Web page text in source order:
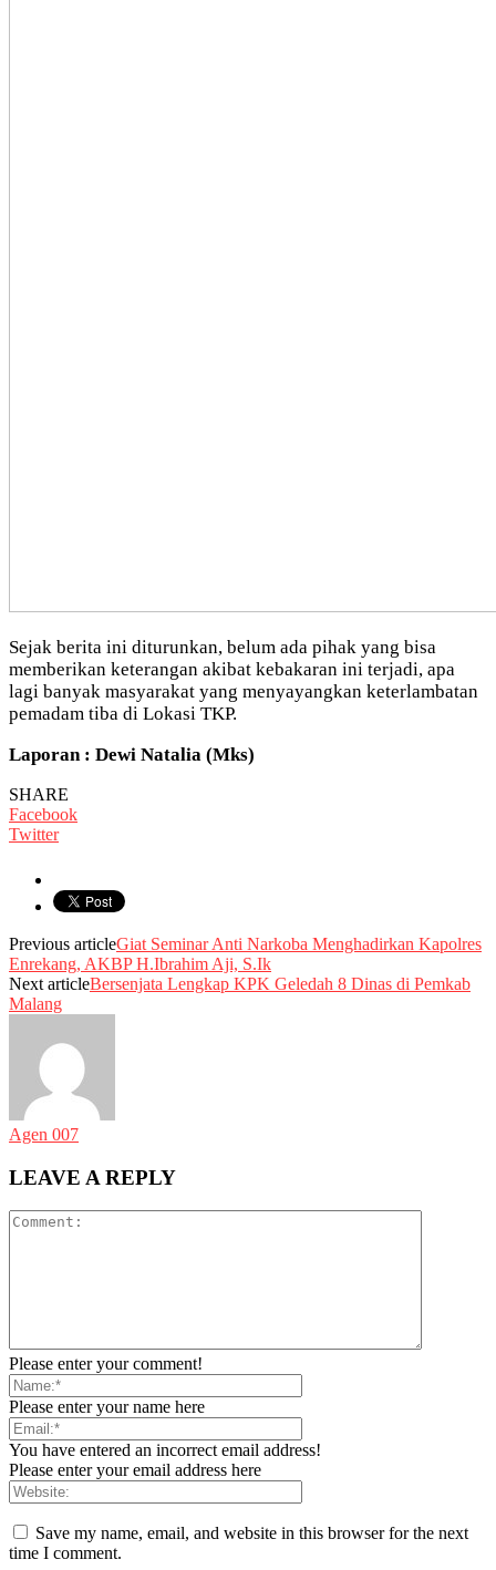
Sejak berita ini diturunkan, belum ada pihak yang bisa
memberikan keterangan akibat kebakaran ini terjadi, apa
lagi banyak masyarakat yang menyayangkan keterlambatan
pemadam tiba di Lokasi TKP.
Laporan : Dewi Natalia (Mks)
SHARE
Facebook
Twitter
Previous articleGiat Seminar Anti Narkoba Menghadirkan Kapolres
Enrekang, AKBP H.Ibrahim Aji, S.Ik
Next articleBersenjata Lengkap KPK Geledah 8 Dinas di Pemkab
Malang
Agen 007
LEAVE A REPLY
Please enter your comment!
Please enter your name here
You have entered an incorrect email address!
Please enter your email address here
Save my name, email, and website in this browser for the next
time I comment.